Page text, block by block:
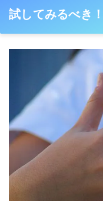
試してみるべき